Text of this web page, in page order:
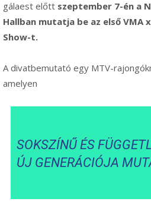
gálaest előtt szeptember 7-én a
Hallban mutatja be az első VMA
Show-t.
A divatbemutató egy MTV-
amelyen
SOKSZÍNŰ ÉS
ÚJ GENERÁCIÓJA